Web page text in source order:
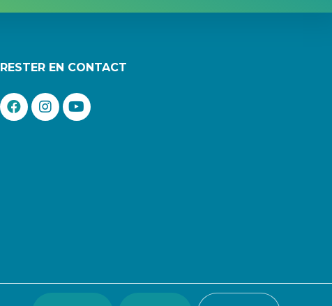
RESTER EN CONTACT